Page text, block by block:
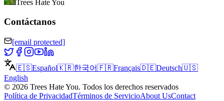
Trees Hate You
Contáctanos
[email protected]
🇪🇸Español🇰🇷한국어🇫🇷Français🇩🇪Deutsch🇺🇸
English
© 2026 Trees Hate You. Todos los derechos reservados
Política de PrivacidadTérminos de ServicioAbout UsContact